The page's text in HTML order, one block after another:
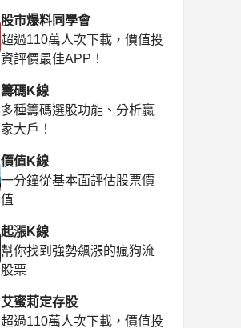
股市爆料同學會
超過110萬人次下載，價值投
資評價最佳APP！
籌碼K線
多種籌碼選股功能、分析贏
家大戶！
價值K線
一分鐘從基本面評估股票價
值
起漲K線
幫你找到強勢飆漲的瘋狗流
股票
艾蜜莉定存股
超過110萬人次下載，價值投